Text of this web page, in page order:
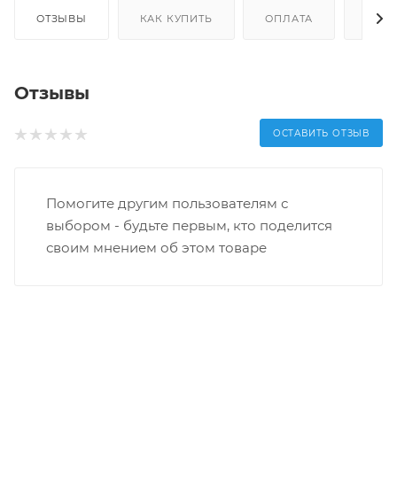
ОТЗЫВЫ КАК КУПИТЬ ОПЛАТА
Отзывы
ОСТАВИТЬ ОТЗЫВ
Помогите другим пользователям с
выбором - будьте первым, кто поделится
своим мнением об этом товаре